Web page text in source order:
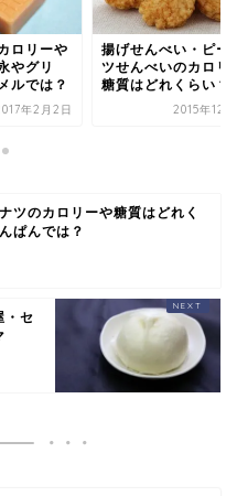
ロリーや
やグリ
ルでは？
年2月2日
揚げせんべい・ピー
ツせんべいのカロリ
糖質はどれくらい？
2015年12
ツのカロリーや糖質はどれく
ぱんでは？
・セ